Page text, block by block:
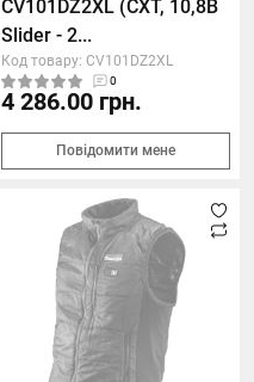
CV101DZ2XL (СXT, 10,8В
Slider - 2...
Код товару: CV101DZ2XL
0
4 286.00 грн.
Повідомити мене